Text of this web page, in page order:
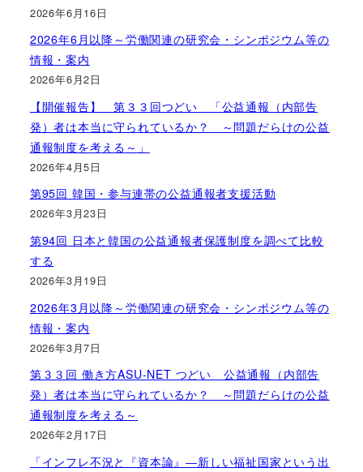
2026年6月16日
2026年6月以降～労働関連の研究会・シンポジウム等の
情報・案内
2026年6月2日
【開催報告】 第３３回つどい 「公益通報（内部告
発）者は本当に守られているか？ ～問題だらけの公益
通報制度を考える～」
2026年4月5日
第95回 韓国・参与連帯の公益通報者支援活動
2026年3月23日
第94回 日本と韓国の公益通報者保護制度を調べて比較
する
2026年3月19日
2026年3月以降～労働関連の研究会・シンポジウム等の
情報・案内
2026年3月7日
第３３回 働き方ASU-NET つどい 公益通報（内部告
発）者は本当に守られているか？ ～問題だらけの公益
通報制度を考える～
2026年2月17日
「インフレ不況と『資本論』―新しい福祉国家という出